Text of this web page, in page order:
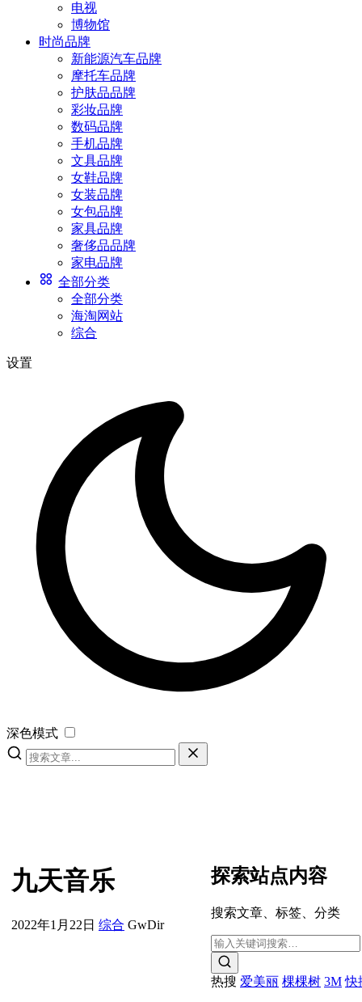
电视
博物馆
时尚品牌
新能源汽车品牌
摩托车品牌
护肤品品牌
彩妆品牌
数码品牌
手机品牌
文具品牌
女鞋品牌
女装品牌
女包品牌
家具品牌
奢侈品品牌
家电品牌
全部分类
全部分类
海淘网站
综合
设置
深色模式
九天音乐
2022年1月22日 综合 GwDir
探索站点内容
搜索文章、标签、分类
热搜 爱美丽 棵棵树 3M 快